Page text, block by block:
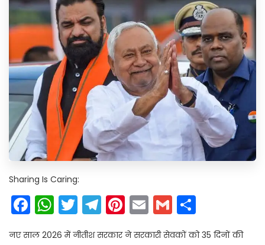
Sharing Is Caring:
Facebook
WhatsApp
Twitter
Telegram
Pinterest
EmailGmail
नए साल 2026 में नीतीश सरकार ने सरकारी सेवकों को 35 दिनों की